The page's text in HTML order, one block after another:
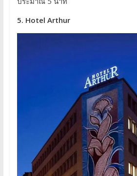
5. Hotel Arthur